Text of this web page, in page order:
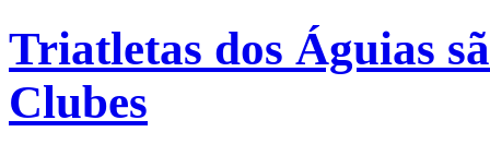
Triatletas dos Águias
Clubes